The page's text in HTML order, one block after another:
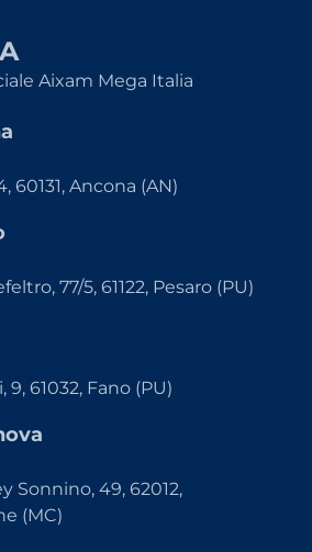
Aixam Mega Italia
60131, Ancona (AN)
77/5, 61122, Pesaro (PU)
61032, Fano (PU)
Sonnino, 49, 62012,
(MC)